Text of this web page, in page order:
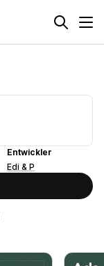
Entwickler
Edi & P